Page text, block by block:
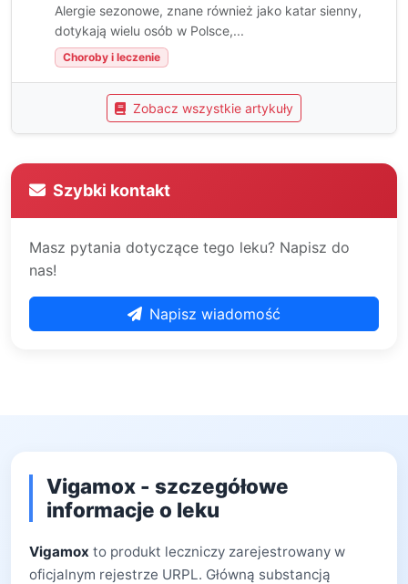
Alergie sezonowe, znane również jako katar sienny,
dotykają wielu osób w Polsce,...
Choroby i leczenie
Zobacz wszystkie artykuły
Szybki kontakt
Masz pytania dotyczące tego leku? Napisz do
nas!
Napisz wiadomość
Vigamox - szczegółowe
informacje o leku
Vigamox to produkt leczniczy zarejestrowany w
oficjalnym rejestrze URPL. Główną substancją